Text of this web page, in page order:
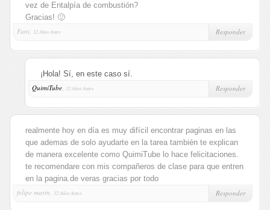
vez de Entalpía de combustión?
Gracias! 🙂
Fani,
12 Años Antes Responder
¡Hola! Sí, en este caso sí.
QuimiTube, 12 Años Antes Responder
realmente hoy en día es muy difícil encontrar paginas en las
que ademas de solo ayudarte en la tarea también te explican
de manera excelente como QuimiTube lo hace felicitaciones.
te recomendare con mis compañeros de clase para que entren
en la pagina.de veras gracias por todo
felipe marin,
12 Años Antes Responder